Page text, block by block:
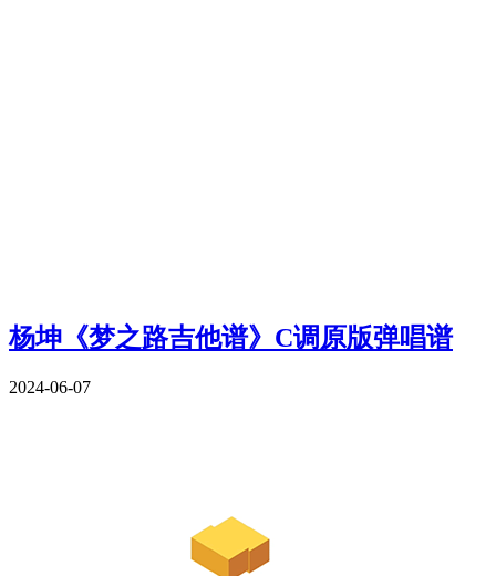
杨坤《梦之路吉他谱》C调原版弹唱谱
2024-06-07